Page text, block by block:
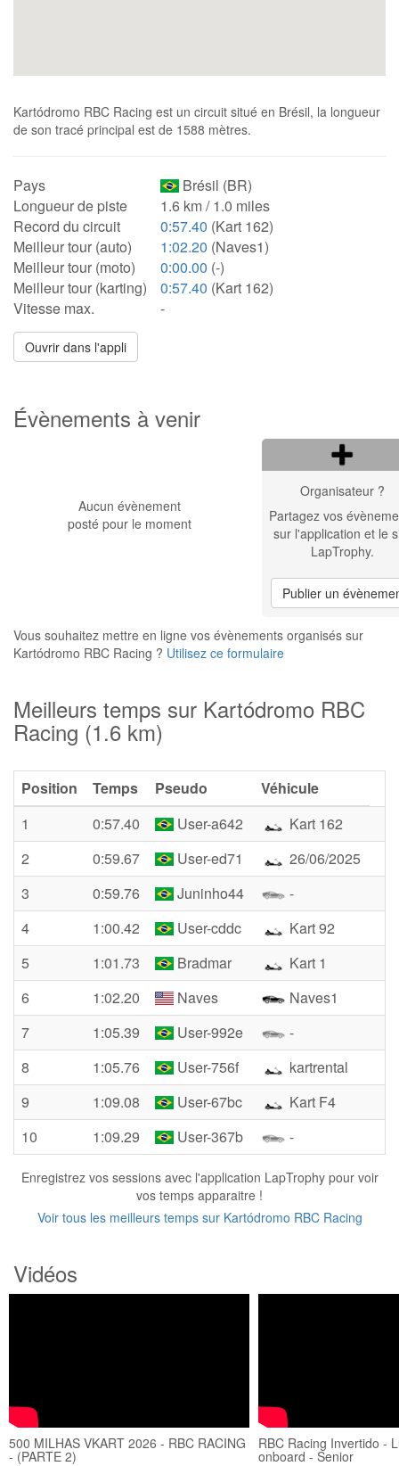
Kartódromo RBC Racing est un circuit situé en Brésil, la longueur
de son tracé principal est de 1588 mètres.
Pays
Brésil (BR)
Longueur de piste
1.6 km / 1.0 miles
Record du circuit
0:57.40 (Kart 162)
Meilleur tour (auto)
1:02.20 (Naves1)
Meilleur tour (moto)
0:00.00 (-)
Meilleur tour (karting)
0:57.40 (Kart 162)
Vitesse max.
-
Ouvrir dans l'appli
Évènements à venir
Aucun évènement
posté pour le moment
Organisateur ?
Partagez vos
sur l'application et le
LapTrophy.
Publier un
Vous souhaitez mettre en ligne vos évènements organisés sur
Kartódromo RBC Racing ? Utilisez ce formulaire
Meilleurs temps sur Kartódromo RBC
Racing (1.6 km)
Position Temps Pseudo
Véhicule
1
0:57.40 User-a642
Kart 162
2
0:59.67 User-ed71
26/06/2025
3
0:59.76 Juninho44
-
4
1:00.42 User-cddc
Kart 92
5
1:01.73 Bradmar
Kart 1
6
1:02.20 Naves
Naves1
7
1:05.39 User-992e
-
8
1:05.76 User-756f
kartrental
9
1:09.08 User-67bc
Kart F4
10
1:09.29 User-367b -
Enregistrez vos sessions avec l'application LapTrophy pour voir
vos temps apparaitre !
Voir tous les meilleurs temps sur Kartódromo RBC Racing
Vidéos
500 MILHAS VKART 2026 - RBC RACING
- (PARTE 2)
RBC Racing Invertido -
onboard - Senior